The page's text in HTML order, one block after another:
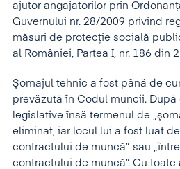
ajutor angajatorilor prin
Guvernului nr. 28/2009 privind
măsuri de protecţie socială
al României, Partea I, nr. 186 din
Şomajul tehnic a fost până de
prevăzută în Codul muncii.
legislative însă termenul de
eliminat, iar locul lui a fost luat
contractului de muncă” sau
contractului de muncă”. Cu